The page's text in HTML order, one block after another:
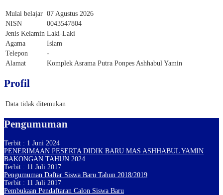
Mulai belajar 07 Agustus 2026
NISN
0043547804
Jenis Kelamin Laki-Laki
Agama
Islam
Telepon
-
Alamat
Komplek Asrama Putra Ponpes Ashhabul Yamin
Profil
Data tidak ditemukan
Pengumuman
Terbit : 1 Juni 2024
PENERIMAAN PESERTA DIDIK BARU MAS ASHHABUL YAMIN
BAKONGAN TAHUN 2024
Terbit : 11 Juli 2017
Pengumuman Daftar Siswa Baru Tahun 2018/2019
Terbit : 11 Juli 2017
Pembukaan Pendaftaran Calon Siswa Baru